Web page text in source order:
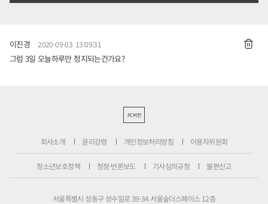
이진경 2020-09-03 13:09:31
그럼 3일 오늘하루만 정지되는건가요?
PC버전
회사소개 윤리강령 개인정보처리방침 이용자위원회
청소년보호정책 정정·반론보도 기사심의규정 불편신고
서울특별시 성동구 성수일로 39-34 서울숲더스페이스 12층